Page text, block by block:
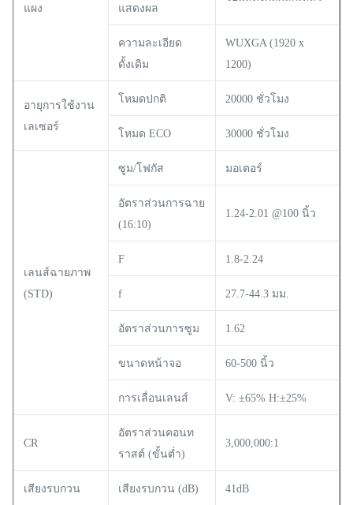
แผง
แสดงผล
ความละเอียด
ดั้งเดิม
WUXGA (1920 x
1200)
อายุการใช้งาน
เลเซอร์
โหมดปกติ 20000 ชั่วโมง
โหมด ECO 30000 ชั่วโมง
เลนส์ฉายภาพ
(STD)
ซูม/โฟกัส มอเตอร์
อัตราส่วนการฉาย
(16:10)
1.24-2.01 @100 นิ้ว
F 1.8-2.24
f 27.7-44.3 มม.
อัตราส่วนการซูม 1.62
ขนาดหน้าจอ 60-500 นิ้ว
การเลื่อนเลนส์ V: ±65% H:±25%
CR
อัตราส่วนคอนท
ราสต์ (ขั้นต่ำ)
3,000,000:1
เสียงรบกวน เสียงรบกวน (dB) 41dB